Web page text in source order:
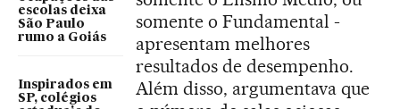
escolas deixa
São Paulo
rumo a Goiás
Inspirados em
SP, colégios
somente o Fundamental -
apresentam melhores
resultados de desempenho.
Além disso, argumentava que